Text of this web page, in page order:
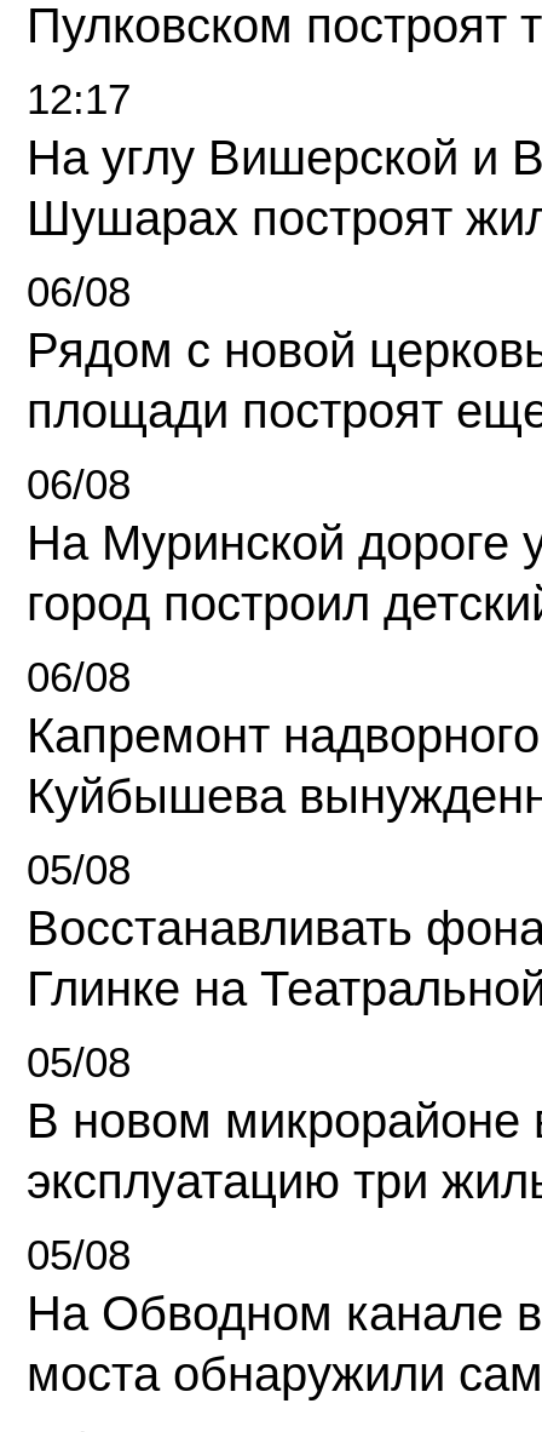
Пулковском построят
12:17
На углу Вишерской и
Шушарах построят
06/08
Рядом с новой
площади построят
06/08
На Муринской дороге
город построил
06/08
Капремонт
Куйбышева
05/08
Восстанавливать
Глинке на
05/08
В новом микрорайоне
эксплуатацию три
05/08
На Обводном канале
моста обнаружили